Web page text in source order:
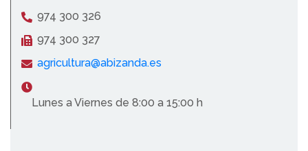
974 300 326
974 300 327
agricultura@abizanda.es
Lunes a Viernes de 8:00 a 15:00 h